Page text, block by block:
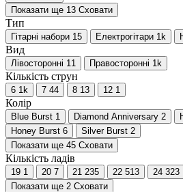
Показати ще 13 Сховати
Тип
Гітарні набори 15 Електрогітари 1 k
Вид
Лівосторонні 11 Правосторонні 1 k
Кількість струн
6 1 k 7 44 8 13 12 1
Колір
Blue Burst 1 Diamond Anniversary 2
Honey Burst 6 Silver Burst 2
Показати ще 45 Сховати
Кількість ладів
19 1 20 7 21 235 22 513 24 323
Показати ще 2 Сховати